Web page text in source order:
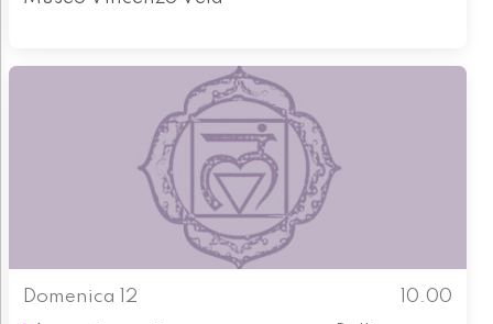
Domenica 12
10.00